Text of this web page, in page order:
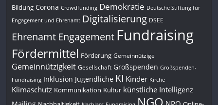
Bildung Corona Crowdfunding Demokratie Deutsche Stiftung für
Engagement und Ehrenamt Digitalisierung DSEE
Ehrenamt Engagement Fundraising
Fördermittel Förderung Gemeinnützige
Gemeinnützigkeit Gesellschaft Großspenden Großspenden-
Fundraising Inklusion Jugendliche KI Kinder Kirche
Klimaschutz Kommunikation Kultur künstliche Intelligenz